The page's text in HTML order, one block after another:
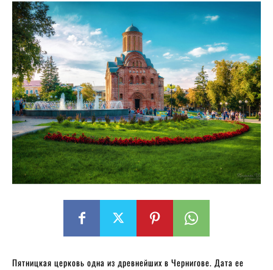
Пятницкая церковь одна из древнейших в Чернигове. Дата ее